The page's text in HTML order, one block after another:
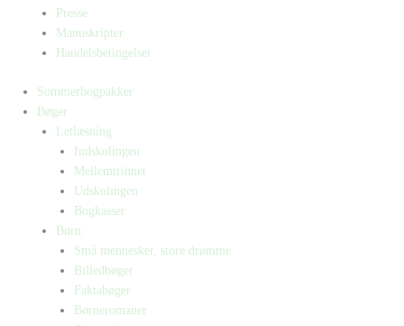
Presse
Manuskripter
Handelsbetingelser
Sommerbogpakker
Bøger
Letlæsning
Indskolingen
Mellemtrinnet
Udskolingen
Bogkasser
Børn
Små mennesker, store drømme
Billedbøger
Faktabøger
Børneromaner